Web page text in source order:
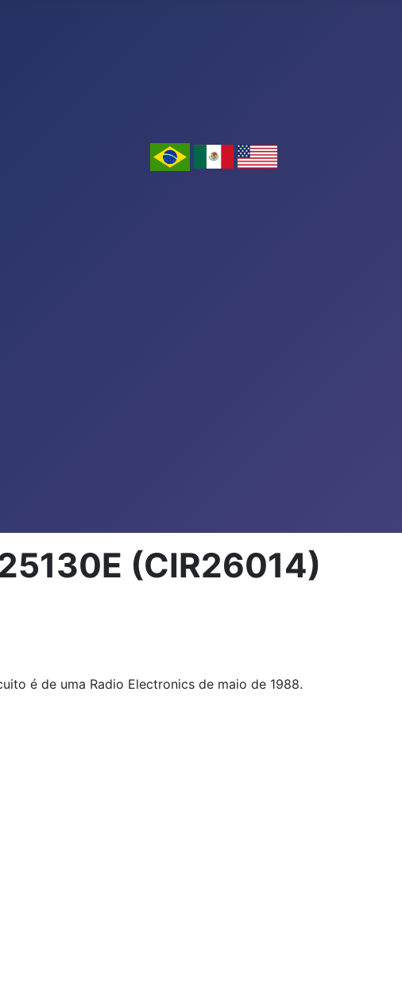
(CIR26014)
é de uma Radio Electronics de maio de 1988.